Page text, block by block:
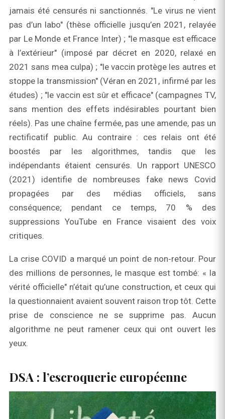
jamais été censurés ni sanctionnés. "Le virus ne vient
pas d’un labo" (thèse officielle jusqu’en 2021, relayée
par Le Monde et France Inter) ; "le masque est efficace
à l’extérieur" (imposé par décret en 2020, relaxé en
2021 sans mea culpa) ; "le vaccin protège les autres et
stoppe la transmission" (Véran en 2021, infirmé par les
études) ; "le vaccin est sûr et efficace" (campagnes TV,
sans mention des effets indésirables pourtant bien
réels). Pas une chaîne fermée, pas une amende, pas un
rectificatif public. Au contraire : ces relais ont été
boostés par les algorithmes, tandis que les
indépendants étaient censurés. Un rapport UNESCO
(2021) identifie de nombreuses fake news Covid
propagées par des médias officiels, sans
conséquence; pendant ce temps, 70 % des
suppressions YouTube en France visaient des voix
critiques.
La crise COVID a marqué un point de non‑retour. Pour
des millions de personnes, le masque est tombé: « la
vérité officielle" n’était qu’une construction, et ceux qui
la questionnaient avaient souvent raison trop tôt. Cette
prise de conscience ne se supprime pas. Aucun
algorithme ne peut ramener ceux qui ont ouvert les
yeux.
DSA : l’escroquerie européenne